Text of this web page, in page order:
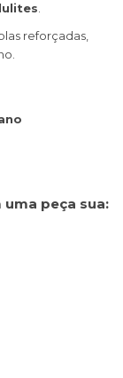
.
reforçadas,
peça sua: